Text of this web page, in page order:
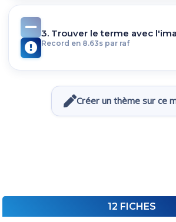
3. Trouver le terme avec
Record en 8.63s par raf
Créer un thème sur ce
12 FICHES